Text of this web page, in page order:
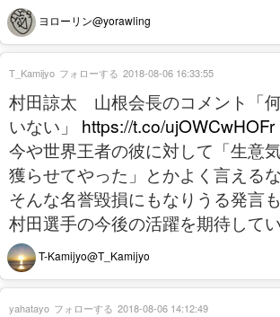
ヨローリン@yorawling
村田諒太 山根会長のコメント「
いない」 https://t.co/ujOWCwHOFr
今や世界王者の彼に対して「生意
獲らせてやった」とかよく言えるな
そんな名誉毀損にもなりうる発言
村田選手の今後の活躍を期待して
T-Kamijyo@T_Kamijyo
T_Kamijyo フォローする 2018-08-06 16:33:55
yahatayo フォローする 2018-08-06 14:12:49